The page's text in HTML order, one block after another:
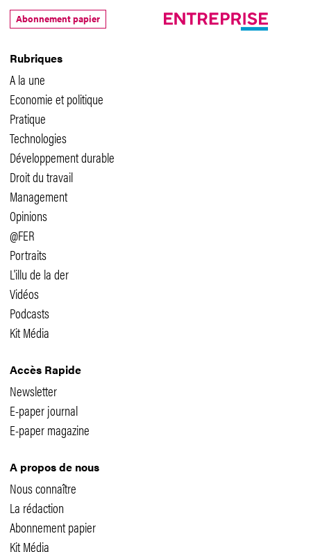
Rubriques
A la une
Economie et politique
Pratique
Technologies
Développement durable
Droit du travail
Management
Opinions
@FER
Portraits
L'illu de la der
Vidéos
Podcasts
Kit Média
Accès Rapide
Newsletter
E-paper journal
E-paper magazine
A propos de nous
Nous connaître
La rédaction
Abonnement papier
Kit Média
Abonnement papier